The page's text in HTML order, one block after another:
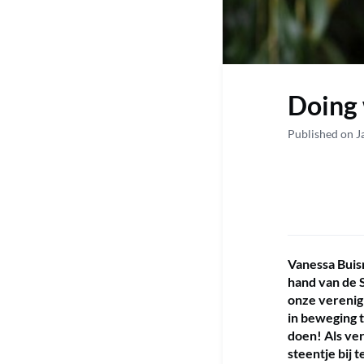
Doing
Published on
Vanessa
hand van de
onze
in beweging
doen! Als
steentje bij